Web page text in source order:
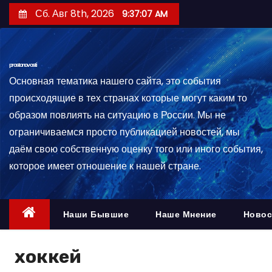
е
й
ж
Сб. Авг 8th, 2026 9:37:07 AM
prostonovosti
Основная тематика нашего сайта, это события
происходящие в тех странах которые могут каким то
образом повлиять на ситуацию в России. Мы не
ограничиваемся просто публикацией новостей, мы
даём свою собственную оценку того или иного события,
которое имеет отношение к нашей стране.
Наши Бывшие Наше Мнение
хоккей